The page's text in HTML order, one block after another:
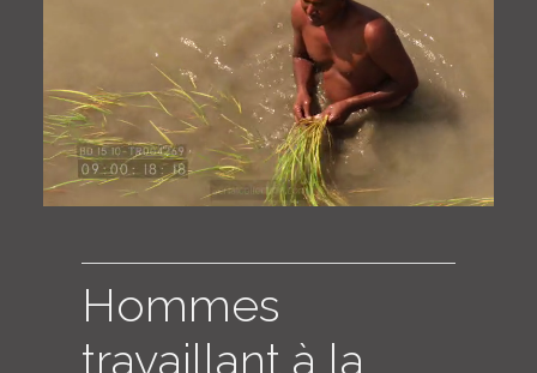
CARTE
COLLECTIONS
Hommes
travaillant à la